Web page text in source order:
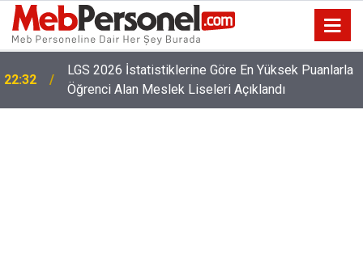
22:02 2026 Öğretmen Norm İhtiyacı Listesi